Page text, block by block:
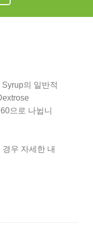
Syrup의 일반적
으로 나뉩니
우 자세한 내